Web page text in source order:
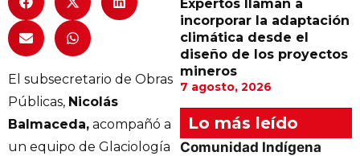
El subsecretario de Obras
Públicas, Nicolás
Balmaceda, acompañó a
un equipo de Glaciología
Expertos llaman a
incorporar la adaptación
climática desde el
diseño de los proyectos
mineros
7 agosto, 2026
Lo más leído
Comunidad Indígena